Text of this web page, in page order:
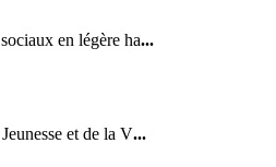
en légère ha...
et de la V...